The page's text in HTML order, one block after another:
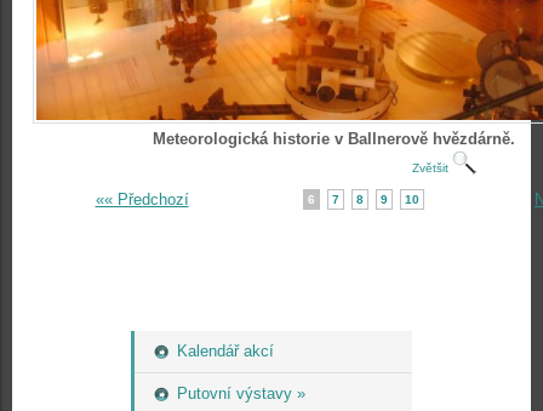
Kalendář akcí
Putovní výstavy »
Meteorologická historie v Ballnerově hvězdárně.
Zvětšit
«« Předchozí 6 7 8 9 10